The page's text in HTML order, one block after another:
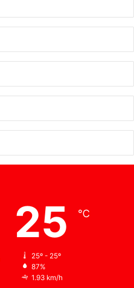
25 ℃
25º - 25º
87%
1.93 km/h